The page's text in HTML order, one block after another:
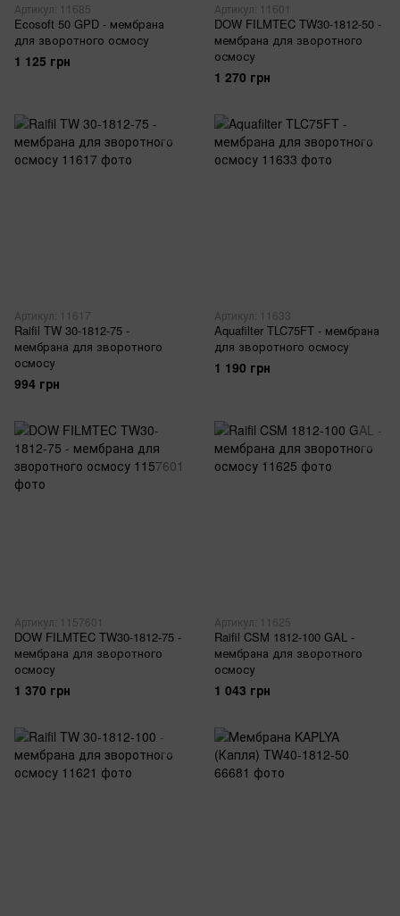
Артикул: 11685
Ecosoft 50 GPD - мембрана
для зворотного осмосу
1 125 грн
Артикул: 11601
DOW FILMTEC TW30-1812-50 -
мембрана для зворотного
осмосу
1 270 грн
Артикул: 11617
Raifil TW 30-1812-75 -
мембрана для зворотного
осмосу
994 грн
Артикул: 11633
Aquafilter TLC75FT - мембрана
для зворотного осмосу
1 190 грн
Артикул: 1157601
DOW FILMTEC TW30-1812-75 -
мембрана для зворотного
осмосу
1 370 грн
Артикул: 11625
Raifil CSM 1812-100 GAL -
мембрана для зворотного
осмосу
1 043 грн